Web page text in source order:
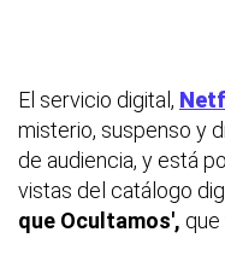
El servicio digital,
misterio, suspenso y
de audiencia, y está
vistas del catálogo
que Ocultamos',